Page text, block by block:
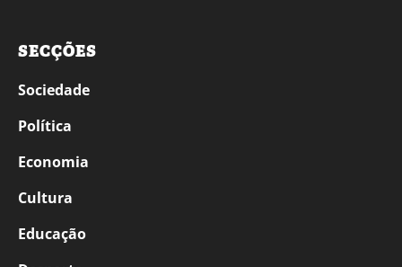
SECÇÕES
Sociedade
Política
Economia
Cultura
Educação